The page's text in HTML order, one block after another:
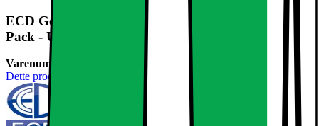
ECD Germany LED panel 12W - 30 x 30 cm - 7-
Pack - Ultraslim tynd - SMD 3014 -
Varenummer:
Dette produkt er endnu ikke blevet bedømt.